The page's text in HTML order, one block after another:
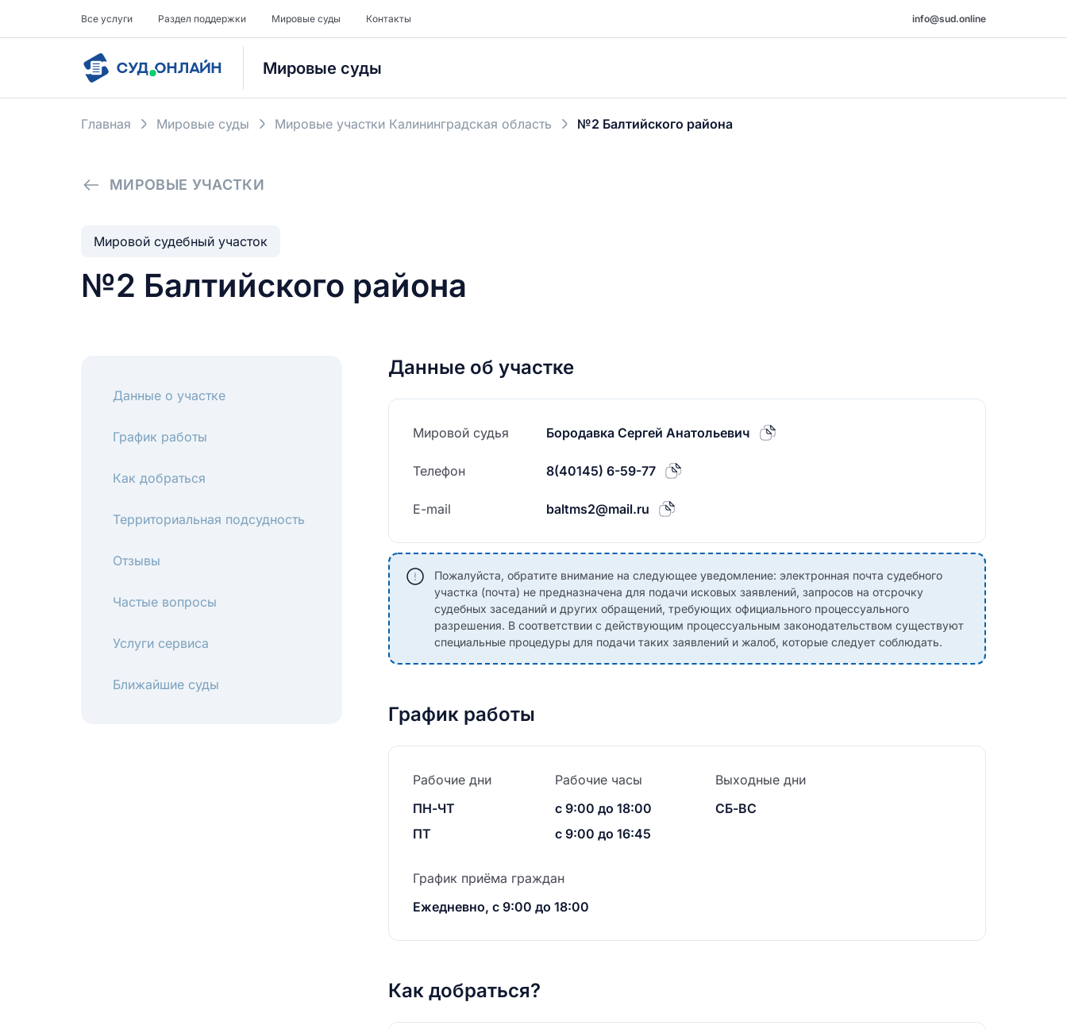
Все услуги Раздел поддержки Мировые суды Контакты info@sud.online
Мировые суды
Главная Мировые суды Мировые участки Калининградская область №2 Балтийского района
МИРОВЫЕ УЧАСТКИ
Мировой судебный участок
№2 Балтийского района
Данные о участке
График работы
Как добраться
Территориальная подсудность
Отзывы
Частые вопросы
Услуги сервиса
Ближайшие суды
Данные об участке
Мировой судья Бородавка Сергей Анатольевич
Телефон 8(40145) 6-59-77
E-mail baltms2@mail.ru
Пожалуйста, обратите внимание на следующее уведомление: электронная почта судебного
участка (почта) не предназначена для подачи исковых заявлений, запросов на отсрочку
судебных заседаний и других обращений, требующих официального процессуального
разрешения. В соответствии с действующим процессуальным законодательством существуют
специальные процедуры для подачи таких заявлений и жалоб, которые следует соблюдать.
График работы
Рабочие дни
ПН-ЧТ
ПТ
Рабочие часы
с 9:00 до 18:00
с 9:00 до 16:45
Выходные дни
СБ-ВС
График приёма граждан
Ежедневно, с 9:00 до 18:00
Как добраться?